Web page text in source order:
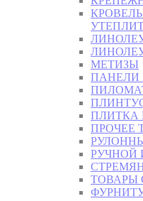
МЕТИЗЫ
ПАНЕЛИ
ПЛИТКА
ПРОЧЕЕ
РУЧНОЙ
ТОВАРЫ